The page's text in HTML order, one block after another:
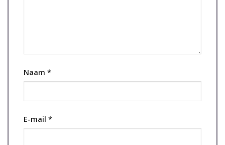
Naam *
E-mail *